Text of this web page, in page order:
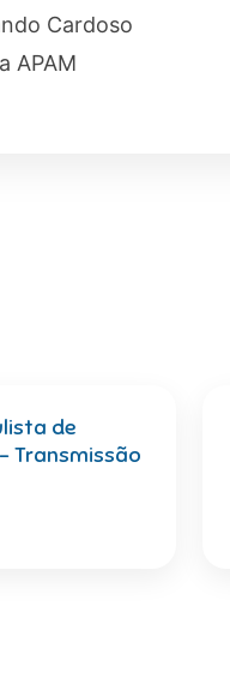
Cardoso
APAM
de
Transmissão